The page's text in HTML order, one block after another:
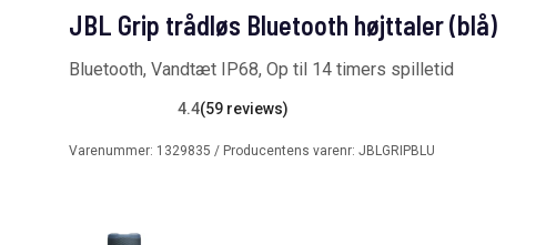
JBL Grip trådløs Bluetooth højttaler (blå)
Bluetooth, Vandtæt IP68, Op til 14 timers spilletid
4.4(59 reviews)
Varenummer: 1329835 / Producentens varenr: JBLGRIPBLU